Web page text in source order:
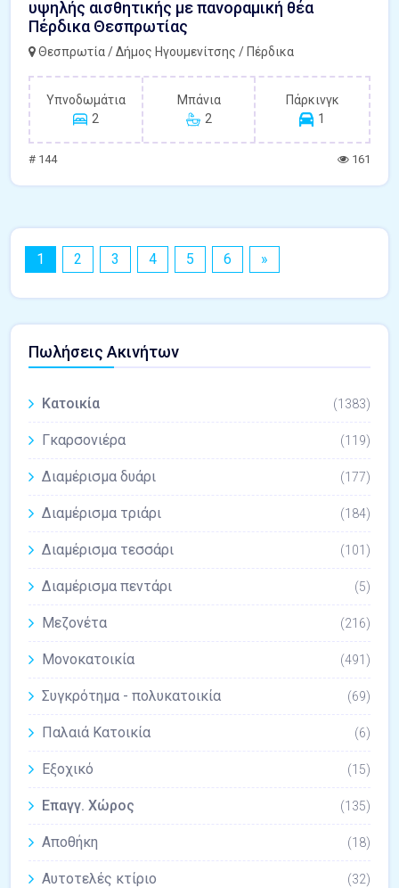
υψηλής αισθητικής με πανοραμική θέα
Πέρδικα Θεσπρωτίας
Θεσπρωτία / Δήμος Ηγουμενίτσης / Πέρδικα
Υπνοδωμάτια
2
Μπάνια
2
Πάρκινγκ
1
# 144 161
1 2 3 4 5 6 »
Πωλήσεις Ακινήτων
Κατοικία (1383)
Γκαρσονιέρα (119)
Διαμέρισμα δυάρι (177)
Διαμέρισμα τριάρι (184)
Διαμέρισμα τεσσάρι (101)
Διαμέρισμα πεντάρι (5)
Μεζονέτα (216)
Μονοκατοικία (491)
Συγκρότημα - πολυκατοικία (69)
Παλαιά Κατοικία (6)
Εξοχικό (15)
Επαγγ. Χώρος (135)
Αποθήκη (18)
Αυτοτελές κτίριο (32)